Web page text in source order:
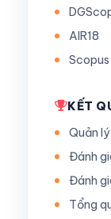
AIR18
Scopus
KẾT
Quản
Đánh
Đánh
Tổng